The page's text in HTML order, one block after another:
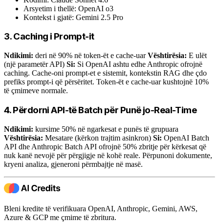
Arsyetim i thellë: OpenAI o3
Kontekst i gjatë: Gemini 2.5 Pro
3. Caching i Prompt-it
Ndikimi: deri në 90% në token-ët e cache-uarVështirësia: E ulët
(një parametër API) Si: Si OpenAI ashtu edhe Anthropic ofrojnë
caching. Cache-oni prompt-et e sistemit, kontekstin RAG dhe çdo
prefiks prompt-i që përsëritet. Token-ët e cache-uar kushtojnë 10%
të çmimeve normale.
4. Përdorni API-të Batch për Punë jo-Real-Time
Ndikimi: kursime 50% në ngarkesat e punës të grupuara
Vështirësia: Mesatare (kërkon trajtim asinkron) Si: OpenAI Batch
API dhe Anthropic Batch API ofrojnë 50% zbritje për kërkesat që
nuk kanë nevojë për përgjigje në kohë reale. Përpunoni dokumente,
kryeni analiza, gjeneroni përmbajtje në masë.
Bleni kredite të verifikuara OpenAI, Anthropic, Gemini, AWS,
Azure & GCP me çmime të zbritura.